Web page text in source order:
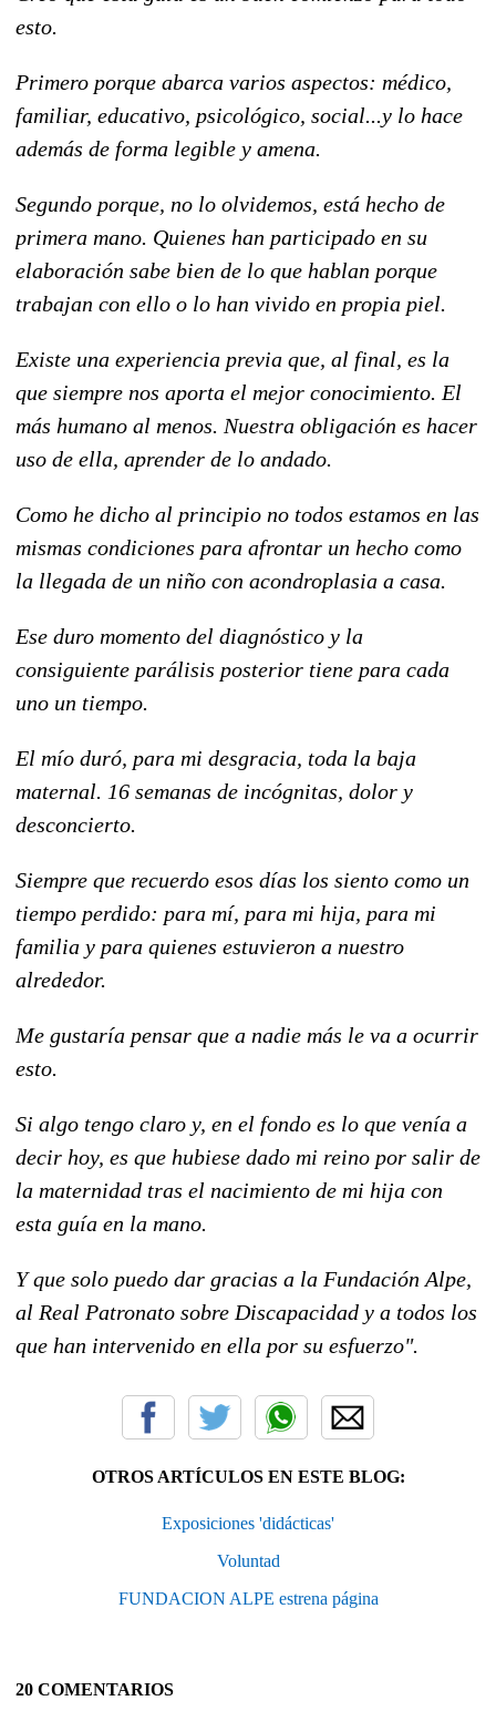
esto.
Primero porque abarca varios aspectos: médico,
familiar, educativo, psicológico, social...y lo hace
además de forma legible y amena.
Segundo porque, no lo olvidemos, está hecho de
primera mano. Quienes han participado en su
elaboración sabe bien de lo que hablan porque
trabajan con ello o lo han vivido en propia piel.
Existe una experiencia previa que, al final, es la
que siempre nos aporta el mejor conocimiento. El
más humano al menos. Nuestra obligación es hacer
uso de ella, aprender de lo andado.
Como he dicho al principio no todos estamos en las
mismas condiciones para afrontar un hecho como
la llegada de un niño con acondroplasia a casa.
Ese duro momento del diagnóstico y la
consiguiente parálisis posterior tiene para cada
uno un tiempo.
El mío duró, para mi desgracia, toda la baja
maternal. 16 semanas de incógnitas, dolor y
desconcierto.
Siempre que recuerdo esos días los siento como un
tiempo perdido: para mí, para mi hija, para mi
familia y para quienes estuvieron a nuestro
alrededor.
Me gustaría pensar que a nadie más le va a ocurrir
esto.
Si algo tengo claro y, en el fondo es lo que venía a
decir hoy, es que hubiese dado mi reino por salir de
la maternidad tras el nacimiento de mi hija con
esta guía en la mano.
Y que solo puedo dar gracias a la Fundación Alpe,
al Real Patronato sobre Discapacidad y a todos los
que han intervenido en ella por su esfuerzo".
OTROS ARTÍCULOS EN ESTE BLOG:
Exposiciones 'didácticas'
Voluntad
FUNDACION ALPE estrena página
20 COMENTARIOS